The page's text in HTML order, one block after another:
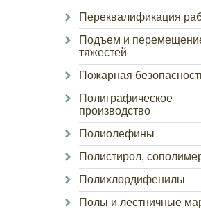
Переквалификация
Подъем и
тяжестей
Пожарная
Полиграфическое
производство
Полиолефины
Полистирол,
Полихлордифенилы
Полы и лестничные